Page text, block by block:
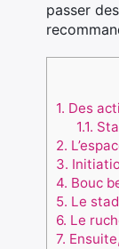
passer
1. Des
1.1.
2.
3.
4. Bouc
5. Le
6. Le
7.